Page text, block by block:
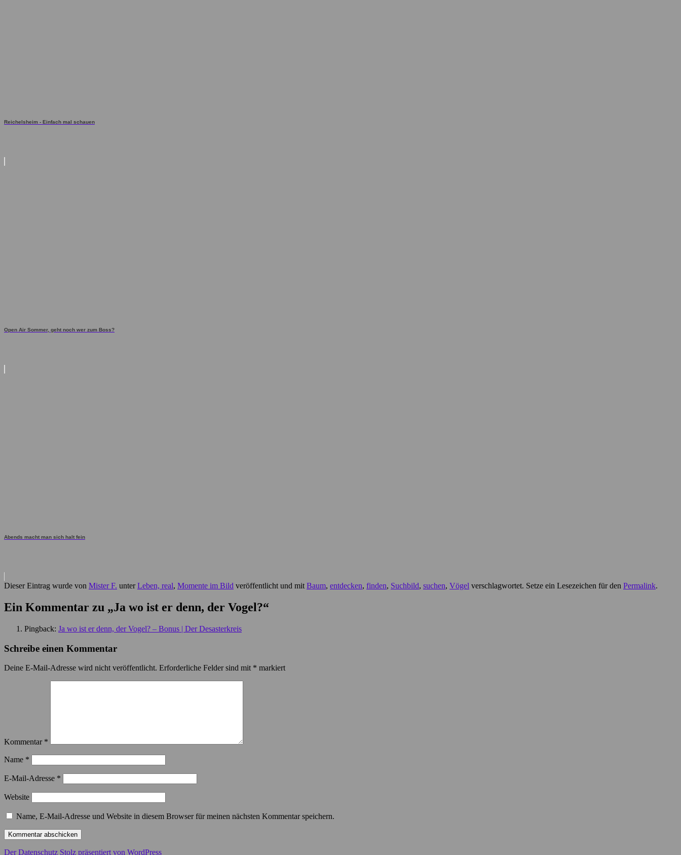
Reichelsheim - Einfach mal schauen
Open Air Sommer, geht noch wer zum Boss?
Abends macht man sich halt fein
Dieser Eintrag wurde von Mister F. unterLeben, real, Momente im Bild veröffentlicht und mit Baum, entdecken, finden, Suchbild, suchen, Vögel verschlagwortet. Setze ein Lesezeichen für den Permalink.
Ein Kommentar zu „Ja wo ist er denn, der Vogel?“
Pingback: Ja wo ist er denn, der Vogel? – Bonus | Der Desasterkreis
Schreibe einen Kommentar
Deine E-Mail-Adresse wird nicht veröffentlicht. Erforderliche Felder sind mit * markiert
Kommentar *
Name *
E-Mail-Adresse *
Website
Name, E-Mail-Adresse und Website in diesem Browser für meinen nächsten Kommentar speichern.
Der Datenschutz Stolz präsentiert von WordPress